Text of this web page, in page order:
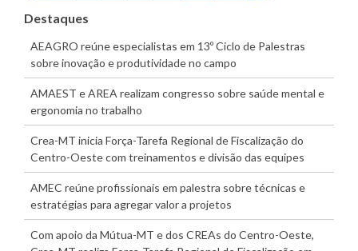
Destaques
AEAGRO reúne especialistas em 13º Ciclo de Palestras
sobre inovação e produtividade no campo
AMAEST e AREA realizam congresso sobre saúde mental e
ergonomia no trabalho
Crea-MT inicia Força-Tarefa Regional de Fiscalização do
Centro-Oeste com treinamentos e divisão das equipes
AMEC reúne profissionais em palestra sobre técnicas e
estratégias para agregar valor a projetos
Com apoio da Mútua-MT e dos CREAs do Centro-Oeste,